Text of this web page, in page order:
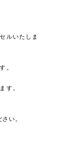
ルいたしま
。
す。
い。